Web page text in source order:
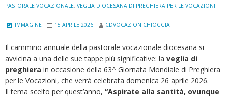
PASTORALE VOCAZIONALE, VEGLIA DIOCESANA DI PREGHIERA PER LE VOCAZIONI
IMMAGINE 15 APRILE 2026 CDVOCAZIONICHIOGGIA
Il cammino annuale della pastorale vocazionale diocesana si
avvicina a una delle sue tappe più significative: la veglia di
preghiera in occasione della 63^ Giornata Mondiale di Preghiera
per le Vocazioni, che verrà celebrata domenica 26 aprile 2026.
Il tema scelto per quest’anno, “Aspirate alla santità, ovunque